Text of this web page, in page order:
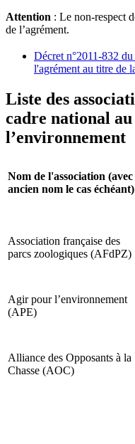
Attention : Le non-respect
de l’agrément.
Décret n°2011-832
l'agrément au titre de
Liste des
cadre national
l’environnement
Nom de l'association (avec
ancien nom le cas échéant)
Association française des
parcs zoologiques (AFdPZ)
Agir pour l’environnement
(APE)
Alliance des Opposants à la
Chasse (AOC)